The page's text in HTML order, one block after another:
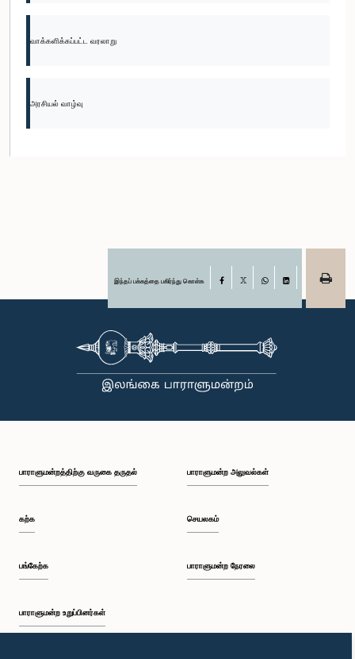
வாக்களிக்கப்பட்ட வரலாறு
அரசியல் வாழ்வு
இந்தப் பக்கத்தை பகிர்ந்து கொள்க Facebook
பாராளுமன்றத்திற்கு வருகை தருதல்
கற்க
பங்கேற்க
பாராளுமன்ற உறுப்பினர்கள்
பாராளுமன்ற அலுவல்கள்
செயலகம்
பாராளுமன்ற நேரலை